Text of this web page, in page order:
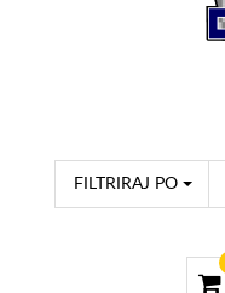
FILTRIRAJ PO